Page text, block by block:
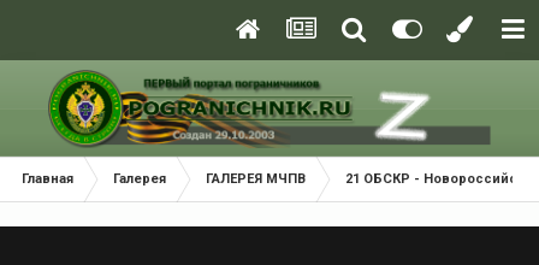
Главная Галерея ГАЛЕРЕЯ МЧПВ 21 ОБСКР - Новороссийск